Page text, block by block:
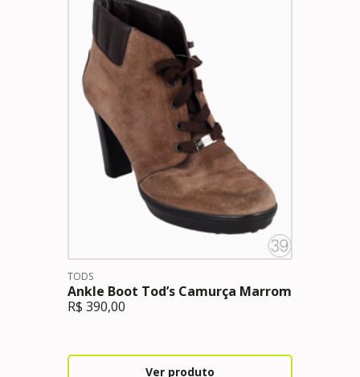
TODS
Ankle Boot Tod’s Camurça Marrom
R$ 390,00
Ver produto